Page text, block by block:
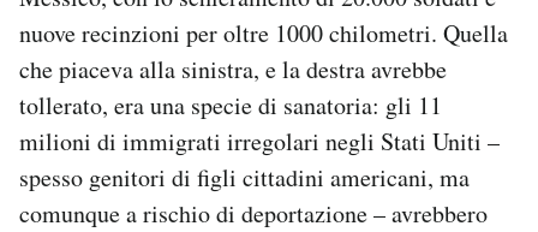
nuove recinzioni per oltre 1000 chilometri. Quella
che piaceva alla sinistra, e la destra avrebbe
tollerato, era una specie di sanatoria: gli 11
milioni di immigrati irregolari negli Stati Uniti –
spesso genitori di figli cittadini americani, ma
comunque a rischio di deportazione – avrebbero